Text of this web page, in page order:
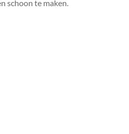
schoon te maken.​